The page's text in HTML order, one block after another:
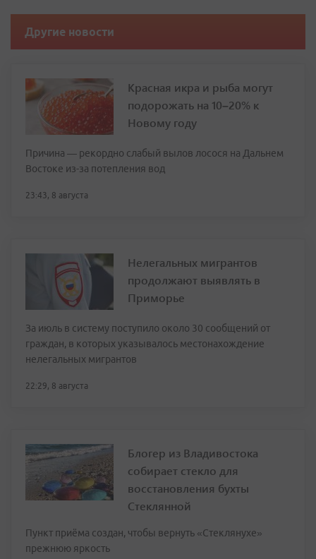
Другие новости
Красная икра и рыба могут
подорожать на 10–20% к
Новому году
Причина — рекордно слабый вылов лосося на Дальнем
Востоке из-за потепления вод
23:43, 8 августа
Нелегальных мигрантов
продолжают выявлять в
Приморье
За июль в систему поступило около 30 сообщений от
граждан, в которых указывалось местонахождение
нелегальных мигрантов
22:29, 8 августа
Блогер из Владивостока
собирает стекло для
восстановления бухты
Стеклянной
Пункт приёма создан, чтобы вернуть «Стеклянухе»
прежнюю яркость